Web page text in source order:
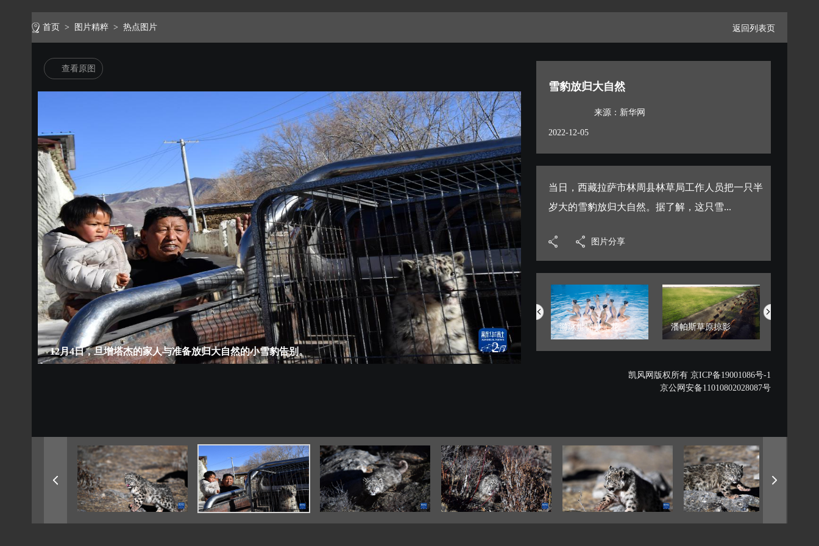
首页 > 图片精粹 > 热点图片 返回列表页
查看原图
12月4日，旦增塔杰的家人与准备放归大自然的小雪豹告别。 2/7
雪豹放归大自然
来源：新华网
2022-12-05
当日，西藏拉萨市林周县林草局工作人员把一只半
岁大的雪豹放归大自然。据了解，这只雪...
图片分享
中国航空明星产... 网住夏日氛围 ... 游泳世锦赛：花... 潘帕斯草原掠影
凯风网版权所有 京ICP备19001086号-1
京公网安备11010802028087号